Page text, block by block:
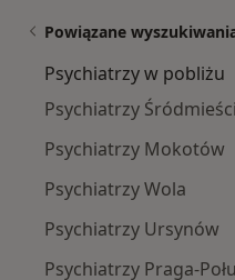
Powiązane
Psychiatrzy w pobliżu
Psychiatrzy
Psychiatrzy Mokotów
Psychiatrzy Wola
Psychiatrzy Ursynów
Psychiatrzy Praga-